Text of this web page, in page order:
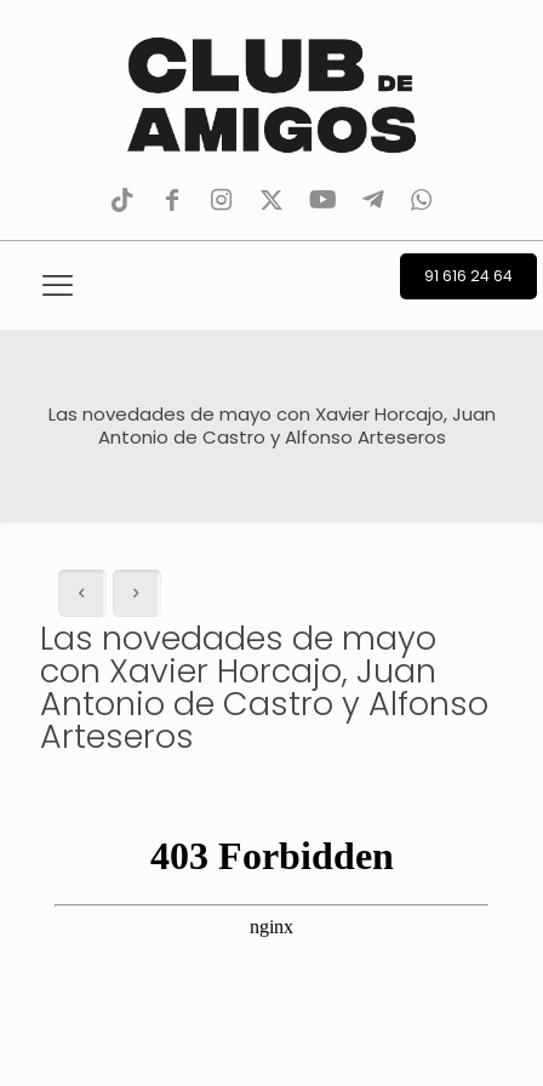
tiktokfacebookinstagram
TwitterYoutubeTelegramwhatsapp
91 616 24 64
Las novedades de mayo con Xavier Horcajo, Juan
Antonio de Castro y Alfonso Arteseros
Las novedades de mayo
con Xavier Horcajo, Juan
Antonio de Castro y Alfonso
Arteseros